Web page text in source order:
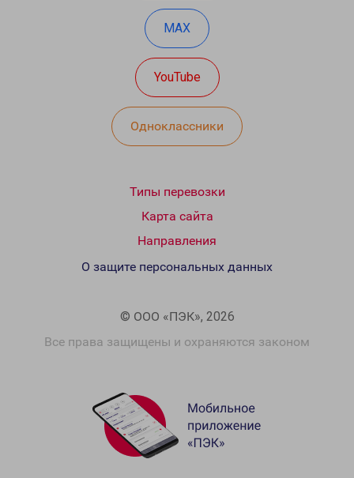
MAX
YouTube
Одноклассники
Типы перевозки
Карта сайта
Направления
© ООО «ПЭК», 2026
Все права защищены и охраняются законом
О защите персональных данных